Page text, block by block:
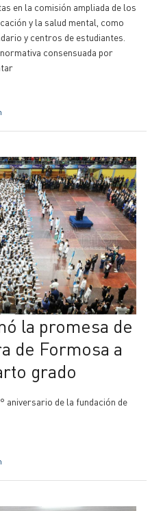
en la comisión ampliada de los
y la salud mental, como
y centros de estudiantes.
consensuada por
de Formosa a
grado
aniversario de la fundación de